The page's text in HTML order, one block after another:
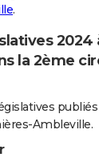
.
2024
la 2ème
Ambleville.